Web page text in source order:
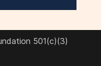
501(c)(3)